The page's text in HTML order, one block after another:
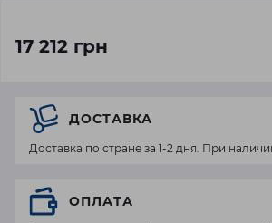
17 212 грн
ДОСТАВКА
Доставка по стране за 1-2 дня. При
ОПЛАТА